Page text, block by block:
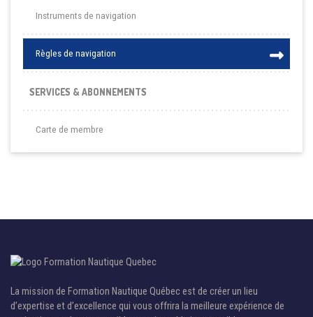
Instruments de navigation
Règles de navigation
SERVICES & ABONNEMENTS
Carte de membre
La mission de Formation Nautique Québec est de créer un lieu
d’expertise et d’excellence qui vous offrira la meilleure expérience de